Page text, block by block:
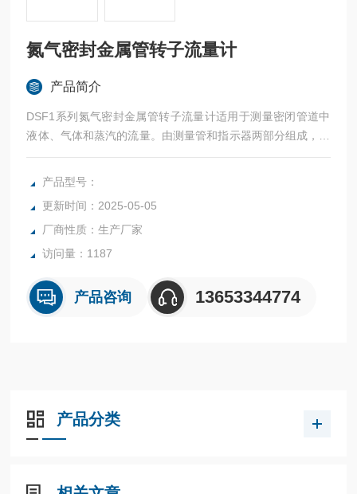
氮气密封金属管转子流量计
产品简介
DSF1系列氮气密封金属管转子流量计适用于测量密闭管道中
液体、气体和蒸汽的流量。由测量管和指示器两部分组成，利
用可变面积的测量原理，被测介质从底到上流过测量管，相对
于被测介质的某流量值，磁性浮子在测量管中会对应一个位
盘和指针读出相应的流量值，当配装变送器后，可以输出 4~2
0mA 标准电流信号，数字通讯信号或开关触点信号。
产品型号：
更新时间：2025-05-05
厂商性质：生产厂家
访问量：1187
产品咨询 13653344774
产品分类